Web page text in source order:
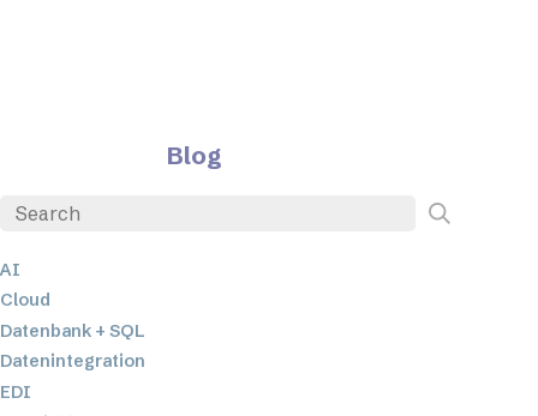
Blog
AI
Cloud
Datenbank + SQL
Datenintegration
EDI